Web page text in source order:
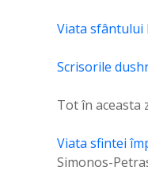
Viata
Scrisorile
Tot în aceasta
Viata sfintei
Simonos-